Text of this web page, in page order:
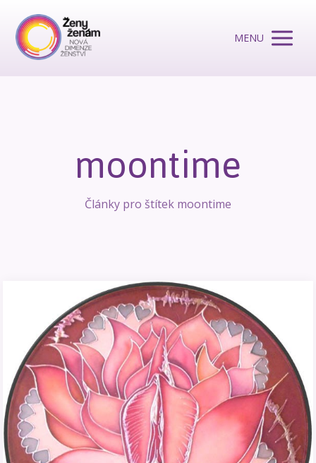
MENU
moontime
Články pro štítek moontime